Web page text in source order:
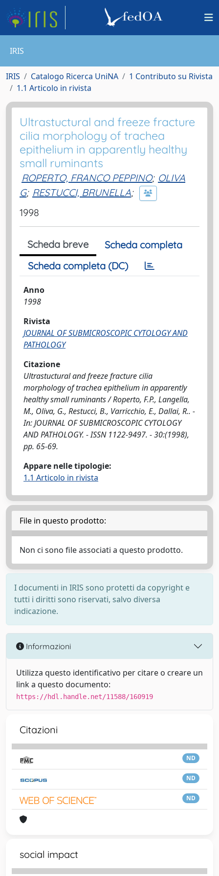
IRIS
IRIS Catalogo Ricerca UniNA
1 Contributo su Rivista
1.1 Articolo in rivista
Ultrastuctural and freeze fracture
cilia morphology of trachea
epithelium in apparently healthy
small ruminants
ROPERTO, FRANCO PEPPINO; OLIVA
G; RESTUCCI, BRUNELLA;
1998
Scheda breve
Scheda completa
Scheda completa (DC)
Anno
1998
Rivista
JOURNAL OF SUBMICROSCOPIC CYTOLOGY AND
PATHOLOGY
Citazione
Ultrastuctural and freeze fracture cilia
morphology of trachea epithelium in apparently
healthy small ruminants / Roperto, F.P., Langella,
M., Oliva, G., Restucci, B., Varricchio, E., Dallai, R.. -
In: JOURNAL OF SUBMICROSCOPIC CYTOLOGY
AND PATHOLOGY. - ISSN 1122-9497. - 30:(1998),
pp. 65-69.
Appare nelle tipologie:
1.1 Articolo in rivista
File in questo prodotto:
Non ci sono file associati a questo prodotto.
I documenti in IRIS sono protetti da copyright e
tutti i diritti sono riservati, salvo diversa
indicazione.
Informazioni
Utilizza questo identificativo per citare o creare un
link a questo documento:
https://hdl.handle.net/11588/160919
Citazioni
ND
ND
ND
social impact